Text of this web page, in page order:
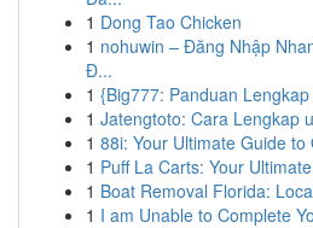
1 Dong Tao Chicken
1 nohuwin – Đăng Nhập
Đ...
1 {Big777: Panduan
1 Jatengtoto: Cara Lengkap
1 88i: Your Ultimate Guide
1 Puff La Carts: Your
1 Boat Removal Florida:
1 I am Unable to Complete